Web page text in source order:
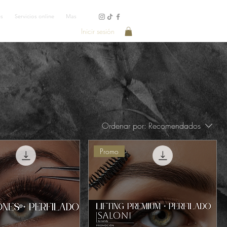
Servicios online Mas
Inicir sesión
Ordenar por: Recomendados
Promo